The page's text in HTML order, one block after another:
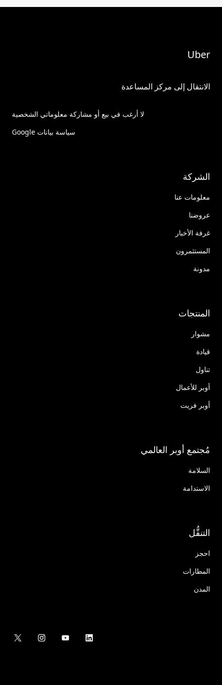
Uber
الانتقال إلى مركز المساعدة
لا أرغب في بيع أو مشاركة معلوماتي الشخصية
سياسة بيانات Google
الشركة
معلومات عنا
عروضنا
غرفة الأخبار
المستثمرون
مدونة
المنتجات
مشوار
قيادة
تناول
أوبر للأعمال
أوبر فريت
مُجتمع أوبر العالمي
السلامة
الاستدامة
التنقُّل
احجز
المطارات
المدن